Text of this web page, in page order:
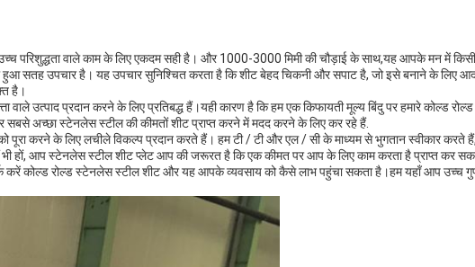
परिशुद्धता वाले काम के लिए एकदम सही है। और 1000-3000 मिमी की चौड़ाई के साथ,यह आपके मन में किसी
उपचार है। यह उपचार सुनिश्चित करता है कि शीट बेहद चिकनी और सपाट है, जो इसे बनाने के लिए
है।
वाले उत्पाद प्रदान करने के लिए प्रतिबद्ध हैं।यही कारण है कि हम एक किफायती मूल्य बिंदु पर हमारे
सबसे अच्छा स्टेनलेस स्टील की कीमतों शीट प्राप्त करने में मदद करने के लिए कर रहे हैं.
पूरा करने के लिए लचीले विकल्प प्रदान करते हैं। हम टी / टी और एल / सी के माध्यम से भुगतान स्वीकार
हों, आप स्टेनलेस स्टील शीट प्लेट आप की जरूरत है कि एक कीमत पर आप के लिए काम करता है प्राप्त कर
करें कोल्ड रोल्ड स्टेनलेस स्टील शीट और यह आपके व्यवसाय को कैसे लाभ पहुंचा सकता है।हम यहाँ आप उच्च